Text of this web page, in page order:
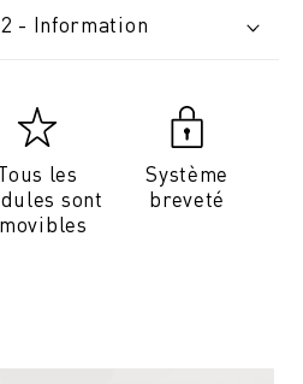
- Information
les
sont
Système
breveté